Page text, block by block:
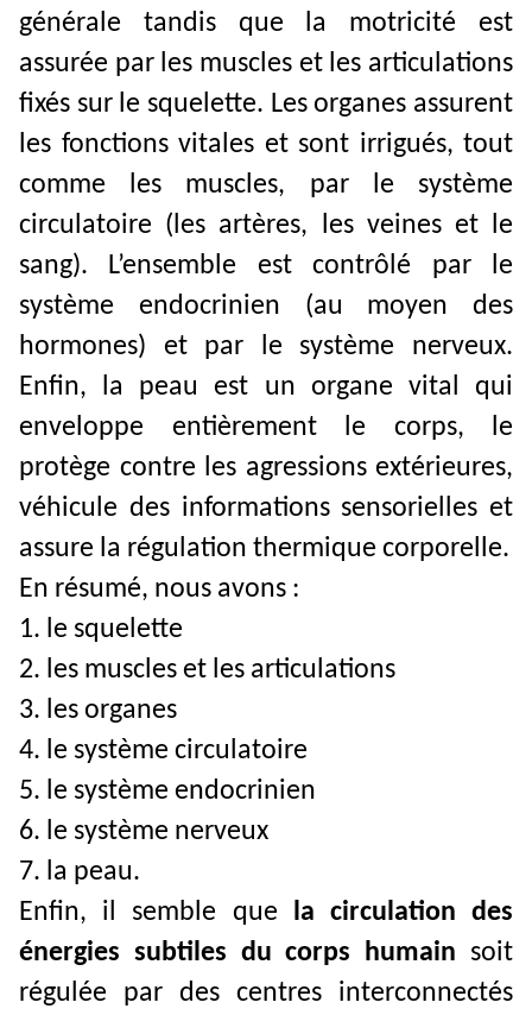
générale tandis que la motricité est
assurée par les muscles et les articulations
fixés sur le squelette. Les organes assurent
les fonctions vitales et sont irrigués, tout
comme les muscles, par le système
circulatoire (les artères, les veines et le
sang). L’ensemble est contrôlé par le
système endocrinien (au moyen des
hormones) et par le système nerveux.
Enfin, la peau est un organe vital qui
enveloppe entièrement le corps, le
protège contre les agressions extérieures,
véhicule des informations sensorielles et
assure la régulation thermique corporelle.
En résumé, nous avons :
1. le squelette
2. les muscles et les articulations
3. les organes
4. le système circulatoire
5. le système endocrinien
6. le système nerveux
7. la peau.
Enfin, il semble que la circulation des
énergies subtiles du corps humain soit
régulée par des centres interconnectés